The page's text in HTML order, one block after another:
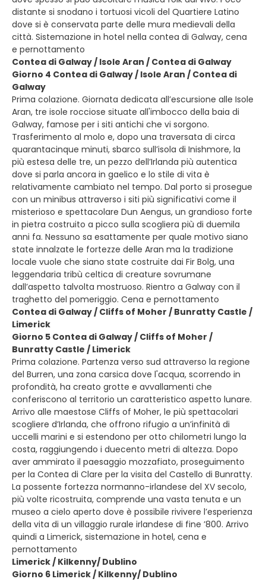
distante si snodano i tortuosi vicoli del Quartiere Latino
dove si è conservata parte delle mura medievali della
città. Sistemazione in hotel nella contea di Galway, cena
e pernottamento
Contea di Galway / Isole Aran / Contea di Galway
Giorno 4 Contea di Galway / Isole Aran / Contea di
Galway
Prima colazione. Giornata dedicata all’escursione alle Isole
Aran, tre isole rocciose situate all'imbocco della baia di
Galway, famose per i siti antichi che vi sorgono.
Trasferimento al molo e, dopo una traversata di circa
quarantacinque minuti, sbarco sull’isola di Inishmore, la
più estesa delle tre, un pezzo dell’Irlanda più autentica
dove si parla ancora in gaelico e lo stile di vita è
relativamente cambiato nel tempo. Dal porto si prosegue
con un minibus attraverso i siti più significativi come il
misterioso e spettacolare Dun Aengus, un grandioso forte
in pietra costruito a picco sulla scogliera più di duemila
anni fa. Nessuno sa esattamente per quale motivo siano
state innalzate le fortezze delle Aran ma la tradizione
locale vuole che siano state costruite dai Fir Bolg, una
leggendaria tribù celtica di creature sovrumane
dall’aspetto talvolta mostruoso. Rientro a Galway con il
traghetto del pomeriggio. Cena e pernottamento
Contea di Galway / Cliffs of Moher / Bunratty Castle /
Limerick
Giorno 5 Contea di Galway / Cliffs of Moher /
Bunratty Castle / Limerick
Prima colazione. Partenza verso sud attraverso la regione
del Burren, una zona carsica dove l'acqua, scorrendo in
profondità, ha creato grotte e avvallamenti che
conferiscono al territorio un caratteristico aspetto lunare.
Arrivo alle maestose Cliffs of Moher, le più spettacolari
scogliere d’Irlanda, che offrono rifugio a un’infinità di
uccelli marini e si estendono per otto chilometri lungo la
costa, raggiungendo i duecento metri di altezza. Dopo
aver ammirato il paesaggio mozzafiato, proseguimento
per la Contea di Clare per la visita del Castello di Bunratty.
La possente fortezza normanno-irlandese del XV secolo,
più volte ricostruita, comprende una vasta tenuta e un
museo a cielo aperto dove è possibile rivivere l’esperienza
della vita di un villaggio rurale irlandese di fine ’800. Arrivo
quindi a Limerick, sistemazione in hotel, cena e
pernottamento
Limerick / Kilkenny/ Dublino
Giorno 6 Limerick / Kilkenny/ Dublino